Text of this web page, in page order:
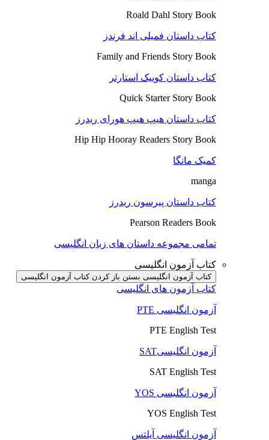
Roald Dahl Story Book
کتاب داستان فمیلی اند فرندز
Family and Friends Story Book
کتاب داستان کوییک استارتر
Quick Starter Story Book
کتاب داستان هیپ هیپ هورای ریدرز
Hip Hip Hooray Readers Story Book
کمیک مانگا
manga
کتاب داستان پیرسون ریدرز
Pearson Readers Book
تمامی مجموعه داستان های زبان انگلیسی
کتاب آزمون انگلیسی
کتاب آزمون انگلیسی بستن باز کردن کتاب آزمون انگلیسی
کتاب آزمون های انگلیسی
آزمون انگلیسی PTE
PTE English Test
آزمون انگلیسیSAT
SAT English Test
آزمون انگلیسی YOS
YOS English Test
آزمون انگلیسی آیلتس